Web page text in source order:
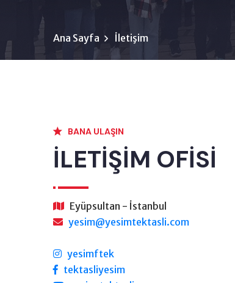
Ana Sayfa İletişim
BANA ULAŞIN
İLETİŞİM OFİSİ
Eyüpsultan - İstanbul
yesim@yesimtektasli.com
yesimftek
tektasliyesim